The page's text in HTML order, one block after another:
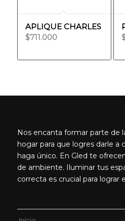
APLIQUE CHARLES
$711.000
Nos encanta formar parte de
hogar para que logres darle a
haga único. En Gled te
de ambiente. Iluminar tus
correcta es crucial para lograr